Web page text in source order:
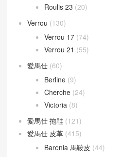
Roulis 23 (20)
Verrou (130)
Verrou 17 (74)
Verrou 21 (55)
愛馬仕 (60)
Berline (9)
Cherche (24)
Victoria (8)
愛馬仕 拖鞋 (121)
愛馬仕 皮革 (415)
Barenia 馬鞍皮 (44)